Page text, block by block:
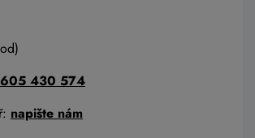
430 574
napište nám